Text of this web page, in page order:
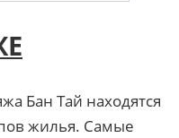
Бан Тай находятся
жилья. Самые